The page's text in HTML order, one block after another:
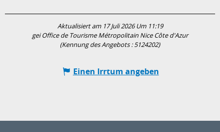
Aktualisiert am 17 Juli 2026 Um 11:19
gei Office de Tourisme Métropolitain Nice Côte d'Azur
(Kennung des Angebots :5124202)
Einen Irrtum angeben